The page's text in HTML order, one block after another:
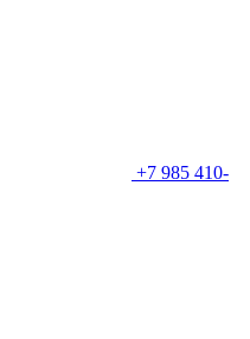
+7 985 410-